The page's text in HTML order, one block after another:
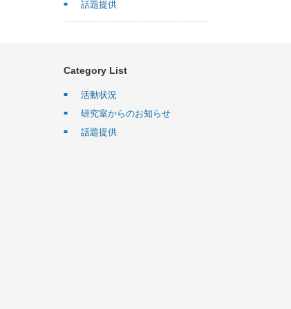
話題提供
Category List
活動状況
研究室からのお知らせ
話題提供